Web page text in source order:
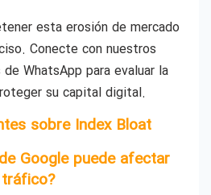
esta erosión de mercado
Conecte con nuestros
WhatsApp para evaluar la
su capital digital.
sobre Index Bloat
Google puede afectar